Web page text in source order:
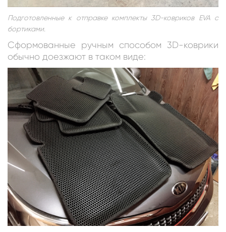
Подготовленные к отправке комплекты 3D-ковриков EVA с
бортиками.
Сформованные ручным способом 3D-коврики
обычно доезжают в таком виде: